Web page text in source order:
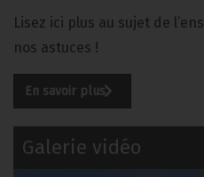
Lisez ici plus au sujet de
nos astuces !
En savoir plus
Galerie vidéo